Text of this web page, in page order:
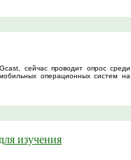
сейчас проводит опрос среди
операционных систем на
изучения